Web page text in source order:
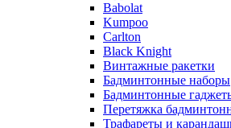
Babolat
Kumpoo
Carlton
Black Knight
Винтажные ракетки
Бадминтонные наборы
Бадминтонные
Перетяжка
Трафареты и